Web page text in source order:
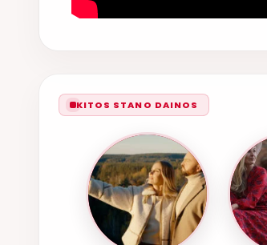
KITOS STANO DAINOS